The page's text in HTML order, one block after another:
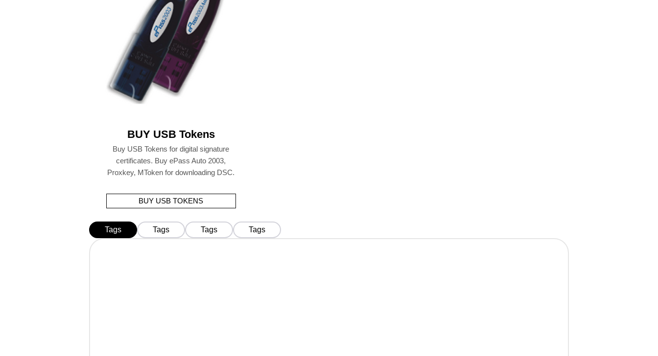
BUY USB Tokens
Buy USB Tokens for digital signature
certificates. Buy ePass Auto 2003,
Proxkey, MToken for downloading DSC.
BUY USB TOKENS
Tags Tags Tags Tags